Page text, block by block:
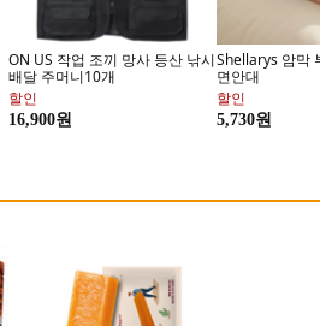
ON US 작업 조끼 망사 등산 낚시
배달 주머니10개
할인
16,900원
Shellarys 암막
면안대
할인
5,730원
용캡슐 일상 식